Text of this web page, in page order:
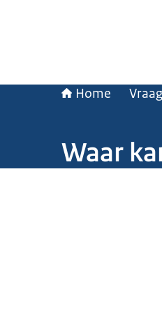
Home
Waar